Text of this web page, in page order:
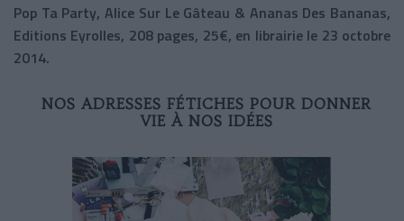
Pop Ta Party, Alice Sur Le Gâteau & Ananas Des Bananas,
Editions Eyrolles, 208 pages, 25€, en librairie le 23 octobre
2014.
NOS ADRESSES FÉTICHES POUR DONNER
VIE À NOS IDÉES